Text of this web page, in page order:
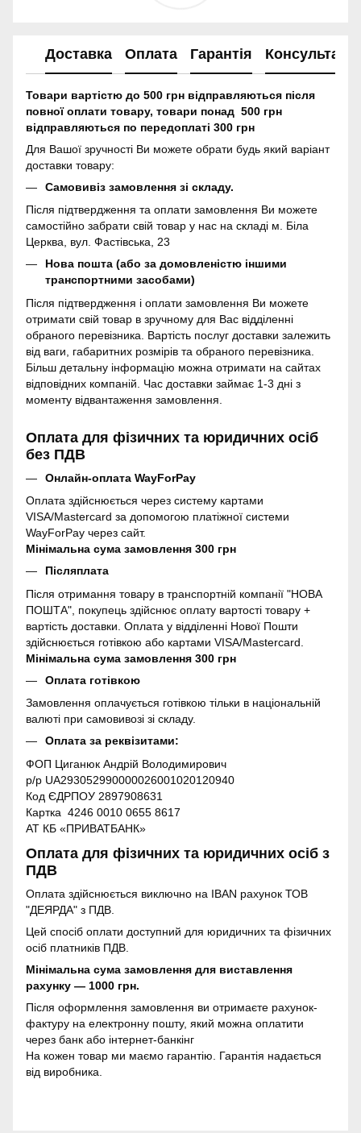
Доставка Оплата Гарантія Консультація
Товари вартістю до 500 грн відправляються після
повної оплати товару, товари понад 500 грн
відправляються по передоплаті 300 грн
Для Вашої зручності Ви можете обрати будь який варіант
доставки товару:
Самовивіз замовлення зі складу.
Після підтвердження та оплати замовлення Ви можете
самостійно забрати свій товар у нас на складі м. Біла
Церква, вул. Фастівська, 23
Нова пошта (або за домовленістю іншими
транспортними засобами)
Після підтвердження і оплати замовлення Ви можете
отримати свій товар в зручному для Вас відділенні
обраного перевізника. Вартість послуг доставки залежить
від ваги, габаритних розмірів та обраного перевізника.
Більш детальну інформацію можна отримати на сайтах
відповідних компаній. Час доставки займає 1-3 дні з
моменту відвантаження замовлення.
Оплата для фізичних та юридичних осіб
без ПДВ
Онлайн-оплата WayForPay
Оплата здійснюється через систему картами
VISA/Mastercard за допомогою платіжної системи
WayForPay через сайт.
Мінімальна сума замовлення 300 грн
Післяплата
Після отримання товару в транспортній компанії "НОВА
ПОШТА", покупець здійснює оплату вартості товару +
вартість доставки. Оплата у відділенні Нової Пошти
здійснюється готівкою або картами VISA/Mastercard.
Мінімальна сума замовлення 300 грн
Оплата готівкою
Замовлення оплачується готівкою тільки в національній
валюті при самовивозі зі складу.
Оплата за реквізитами:
ФОП Циганюк Андрій Володимирович
р/р UA293052990000026001020120940
Код ЄДРПОУ 2897908631
Картка 4246 0010 0655 8617
АТ КБ «ПРИВАТБАНК»
Оплата для фізичних та юридичних осіб з
ПДВ
Оплата здійснюється виключно на IBAN рахунок ТОВ
"ДЕЯРДА" з ПДВ.
Цей спосіб оплати доступний для юридичних та фізичних
осіб платників ПДВ.
Мінімальна сума замовлення для виставлення
рахунку — 1000 грн.
Після оформлення замовлення ви отримаєте рахунок-
фактуру на електронну пошту, який можна оплатити
через банк або інтернет-банкінг
На кожен товар ми маємо гарантію. Гарантія надається
від виробника.